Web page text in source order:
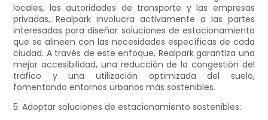
locales, las autoridades de transporte y las empresas
privadas, Realpark involucra activamente a las partes
interesadas para diseñar soluciones de estacionamiento
que se alineen con las necesidades específicas de cada
ciudad. A través de este enfoque, Realpark garantiza una
mejor accesibilidad, una reducción de la congestión del
tráfico y una utilización optimizada del suelo,
fomentando entornos urbanos más sostenibles.
5. Adoptar soluciones de estacionamiento sostenibles: